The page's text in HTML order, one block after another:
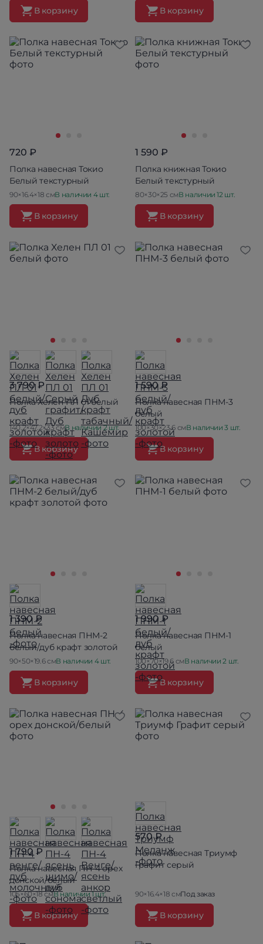
В корзину В корзину
720 ₽
Полка навесная Токио
Белый текстурный
90×16.4×18 смВ наличии 4 шт.
В корзину
1 590 ₽
Полка книжная Токио
Белый текстурный
80×30×25 смВ наличии 12 шт.
В корзину
3 790 ₽
Полка Хелен ПЛ 01 белый
140.2×47.2×33 смВ наличии 2 шт.
В корзину
1 590 ₽
Полка навесная ПНМ-3
белый
100×30×23.6 смВ наличии 3 шт.
В корзину
1 390 ₽
Полка навесная ПНМ-2
белый/дуб крафт золотой
90×50×19.6 смВ наличии 4 шт.
В корзину
1 990 ₽
Полка навесная ПНМ-1
белый
100×70×19.6 смВ наличии 2 шт.
В корзину
1 790 ₽
Полка навесная ПН-4 орех
донской/белый
105×60×18 смВ наличии 1 шт.
В корзину
570 ₽
Полка навесная Триумф
Графит серый
90×16.4×18 смПод заказ
В корзину